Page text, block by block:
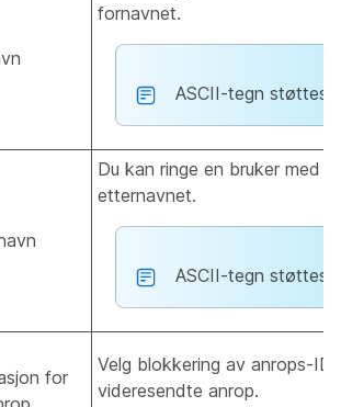
fornavnet.
ASCII-tegn støttes.
Du kan ringe en bruker med
etternavnet.
ASCII-tegn støttes.
for
Velg blokkering av anrops-ID
videresendte anrop.